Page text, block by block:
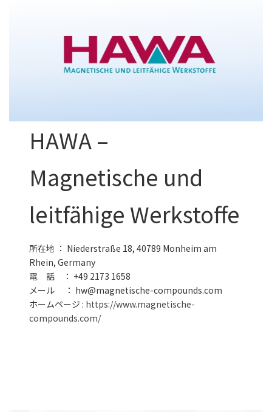
HAWA –
Magnetische und
leitfähige Werkstoffe
所在地 ： Niederstraße 18, 40789 Monheim am
Rhein, Germany
電 話 ： +49 2173 1658
メール ： hw@magnetische-compounds.com
ホームページ : https://www.magnetische-
compounds.com/